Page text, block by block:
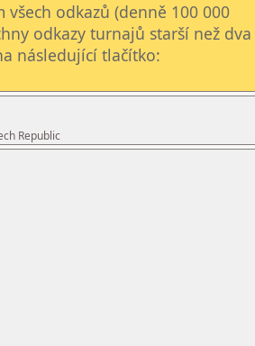
odkazů (denně 100 000
odkazy turnajů starší než dva
následující tlačítko:
Republic